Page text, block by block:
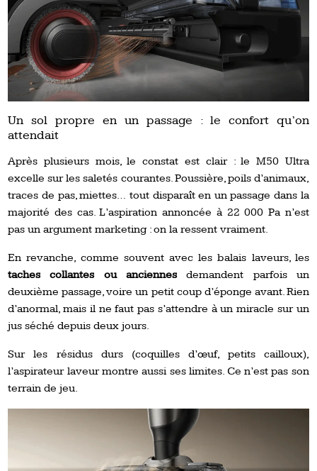
Un sol propre en un passage : le confort qu’on
attendait
Après plusieurs mois, le constat est clair : le M50 Ultra
excelle sur les saletés courantes. Poussière, poils d’animaux,
traces de pas, miettes… tout disparaît en un passage dans la
majorité des cas. L’aspiration annoncée à 22 000 Pa n’est
pas un argument marketing : on la ressent vraiment.
En revanche, comme souvent avec les balais laveurs, les
taches collantes ou anciennesdemandent parfois un
deuxième passage, voire un petit coup d’éponge avant. Rien
d’anormal, mais il ne faut pas s’attendre à un miracle sur un
jus séché depuis deux jours.
Sur les résidus durs (coquilles d’œuf, petits cailloux),
l’aspirateur laveur montre aussi ses limites. Ce n’est pas son
terrain de jeu.